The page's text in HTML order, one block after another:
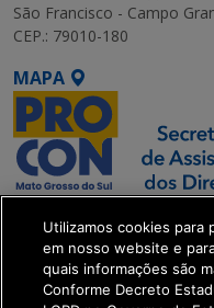
São Francisco - Campo
CEP.: 79010-180
MAPA
SETDIG | Secretaria-
Executiva de
Transformação Digital
Utilizamos cookies para
em nosso website e
quais informações são
Conforme Decreto